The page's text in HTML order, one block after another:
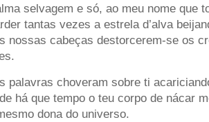
selvagem e só, ao meu nome que
tantas vezes a estrela d’alva
nossas cabeças destorcerem-se os
palavras choveram sobre ti
há que tempo o teu corpo de nácar
dona do universo.